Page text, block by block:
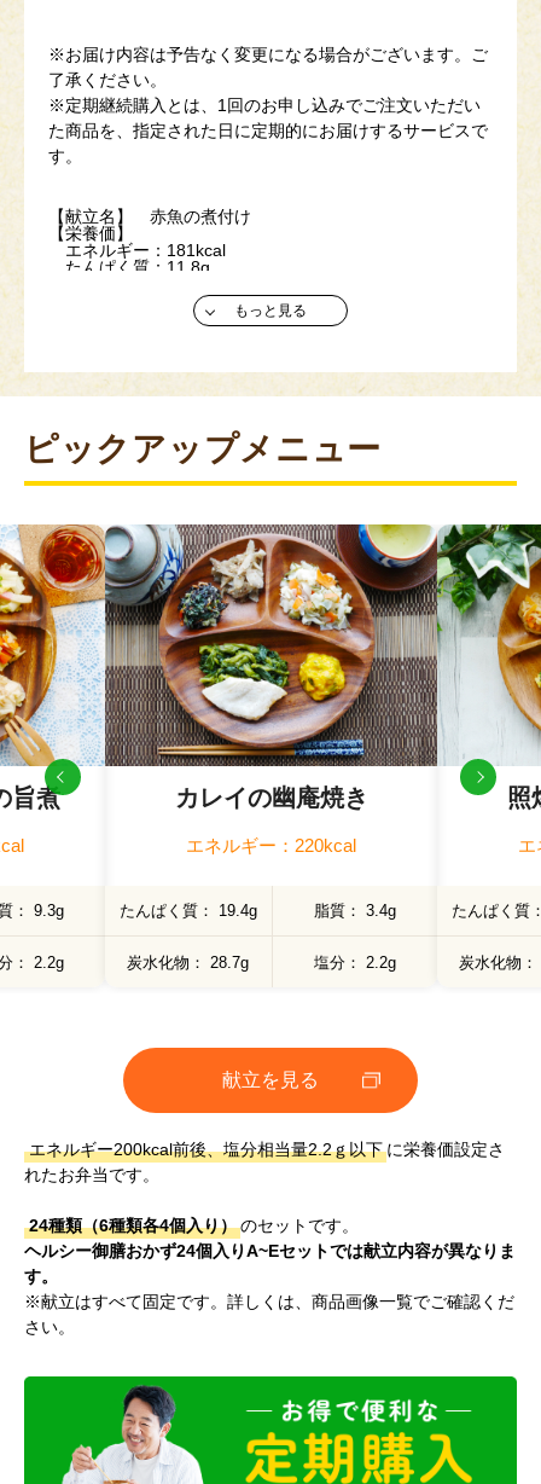
※お届け内容は予告なく変更になる場合がございます。ご
了承ください。
※定期継続購入とは、1回のお申し込みでご注文いただい
た商品を、指定された日に定期的にお届けするサービスで
す。
【献立名】 赤魚の煮付け
【栄養価】
エネルギー：181kcal
たんぱく質：11.8g
炭水化物 ：20.7g
塩分相当量：2.1g
【栄養価】
エネルギー：191kcal
脂質 ：10.0g
炭水化物 ：14.4g
塩分相当量：1.8g
【アレルゲン(28品目中)】 小麦・乳・卵・かに
【栄養価】
エネルギー：215kcal
たんぱく質：12.1g
脂質 ：11.7g
炭水化物 ：18.3g
塩分相当量：2.1g
【アレルゲン(28品目中)】 小麦・乳・卵・えび
【献立名】 鶏の柚子胡椒焼き
【栄養価】
エネルギー：219kcal
たんぱく質：11.6g
脂質 ：9.9g
炭水化物 ：22.7g
塩分相当量：2.2g
【アレルゲン(28品目中)】 小麦
【献立名】 ビーフカレー
エネルギー：202kcal
炭水化物 ：21.3g
塩分相当量：2.2g
【献立名】 豚肉とチンゲン菜の塩炒め
炭水化物 ：18.4g
塩分相当量：2.2g
【アレルゲン(28品目中)】 小麦・乳・卵・えび
もっと見る
ピックアップメニュー
旨煮
9.3g
2.2g
カレイの幽庵焼き
エネルギー：220kcal
たんぱく質 19.4g 脂質 3.4g
炭水化物 28.7g 塩分 2.2g
照
エ
たんぱく質
炭水化物
献立を見る
エネルギー200kcal前後、塩分相当量2.2ｇ以下 に栄養価設定さ
れたお弁当です。
24種類（6種類各4個入り） のセットです。
ヘルシー御膳おかず24個入りA~Eセットでは献立内容が異なりま
す。
※献立はすべて固定です。詳しくは、商品画像一覧でご確認くだ
さい。